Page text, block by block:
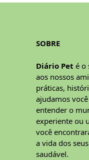
SOBRE
Diário Pet é o
aos nossos
práticas,
ajudamos
entender o
experiente ou
você
a vida dos
saudável.